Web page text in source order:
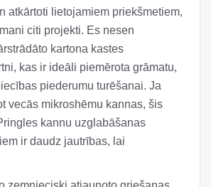
atkārtoti lietojamiem priekšmetiem,
citi projekti. Es nesen
kartona kastes
kas ir ideāli piemērota grāmatu,
piederumu turēšanai. Ja
vecās mikroshēmu kannas, šis
kannu uzglabāšanas
ir daudz jautrības, lai